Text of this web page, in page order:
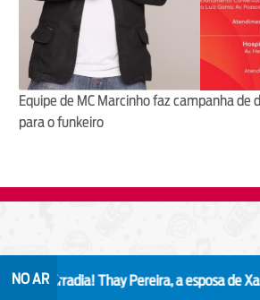
Equipe de MC Marcinho faz campanha de
para o funkeiro
NO AR
irradia!Thay Pereira, a esposa de Xande